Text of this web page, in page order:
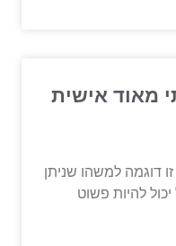
מאוד אישית
דוגמה למשהו שניתן
להיות פשוט